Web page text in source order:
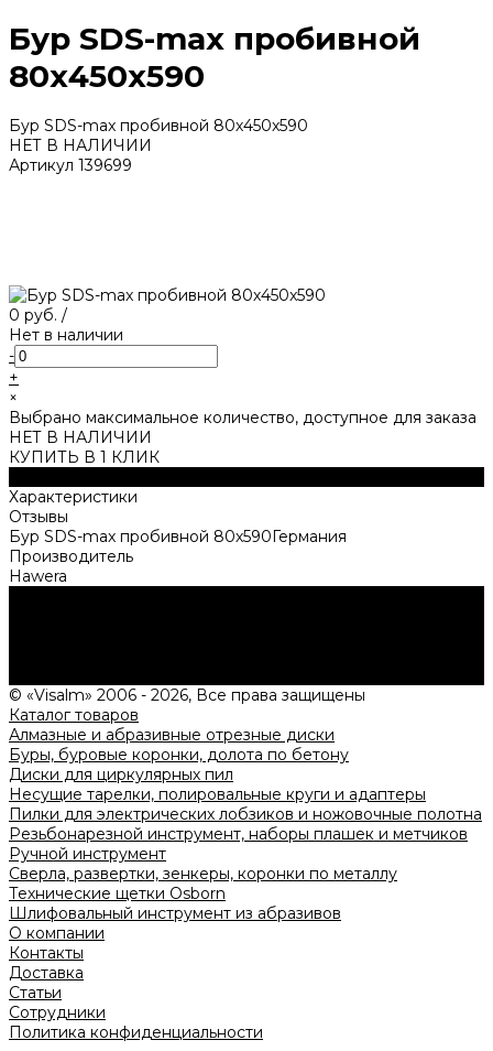
Бур SDS-max пробивной
80х450x590
Бур SDS-max пробивной 80х450x590
НЕТ В НАЛИЧИИ
Артикул 139699
0 руб. /
Нет в наличии
-
+
×
Выбрано максимальное количество, доступное для заказа
НЕТ В НАЛИЧИИ
КУПИТЬ В 1 КЛИК
Характеристики
Отзывы
Бур SDS-max пробивной 80х590Германия
Производитель
Hawera
© «Visalm» 2006 - 2026, Все права защищены
Каталог товаров
Алмазные и абразивные отрезные диски
Буры, буровые коронки, долота по бетону
Диски для циркулярных пил
Несущие тарелки, полировальные круги и адаптеры
Пилки для электрических лобзиков и ножовочные полотна
Резьбонарезной инструмент, наборы плашек и метчиков
Ручной инструмент
Сверла, развертки, зенкеры, коронки по металлу
Технические щетки Osborn
Шлифовальный инструмент из абразивов
О компании
Контакты
Доставка
Статьи
Сотрудники
Политика конфиденциальности